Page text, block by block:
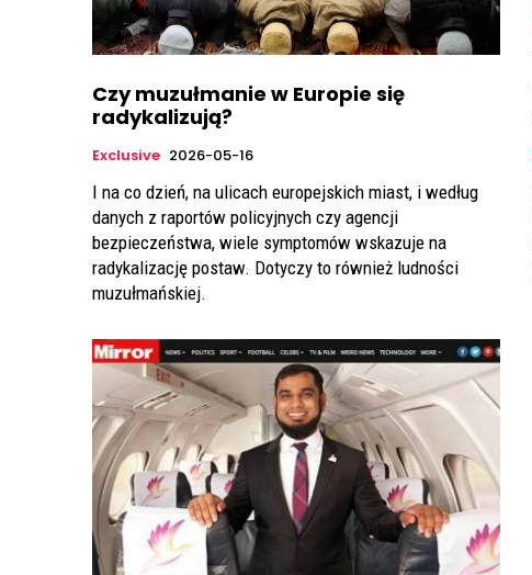
Czy muzułmanie w Europie się
radykalizują?
Exclusive 2026-05-16
I na co dzień, na ulicach europejskich miast, i według
danych z raportów policyjnych czy agencji
bezpieczeństwa, wiele symptomów wskazuje na
radykalizację postaw. Dotyczy to również ludności
muzułmańskiej.